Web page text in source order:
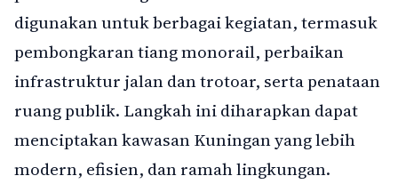
digunakan untuk berbagai kegiatan, termasuk
pembongkaran tiang monorail, perbaikan
infrastruktur jalan dan trotoar, serta penataan
ruang publik. Langkah ini diharapkan dapat
menciptakan kawasan Kuningan yang lebih
modern, efisien, dan ramah lingkungan.